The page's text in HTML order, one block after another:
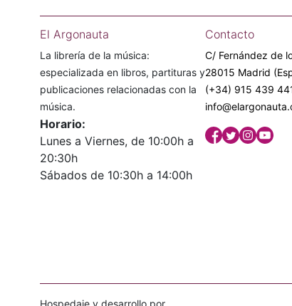
El Argonauta
La librería de la música:
especializada en libros, partituras y
publicaciones relacionadas con la
música.
Horario:
Lunes a Viernes, de 10:00h a
20:30h
Sábados de 10:30h a 14:00h
Contacto
C/ Fernández de
28015 Madrid
(+34) 915 439
Hospedaje y desarrollo por